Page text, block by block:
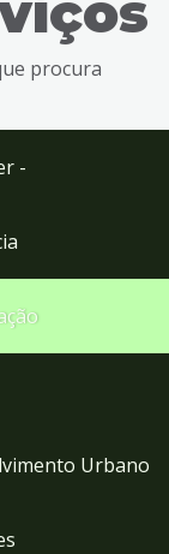
procura
-
Urbano